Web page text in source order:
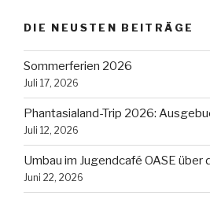
DIE NEUSTEN BEITRÄGE
Sommerferien 2026
Juli 17, 2026
Phantasialand-Trip 2026:
Juli 12, 2026
Umbau im Jugendcafé OASE über
Juni 22, 2026